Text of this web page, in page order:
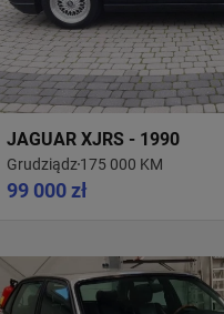
JAGUAR XJRS - 1990
Grudziądz175 000 KM
99 000 zł